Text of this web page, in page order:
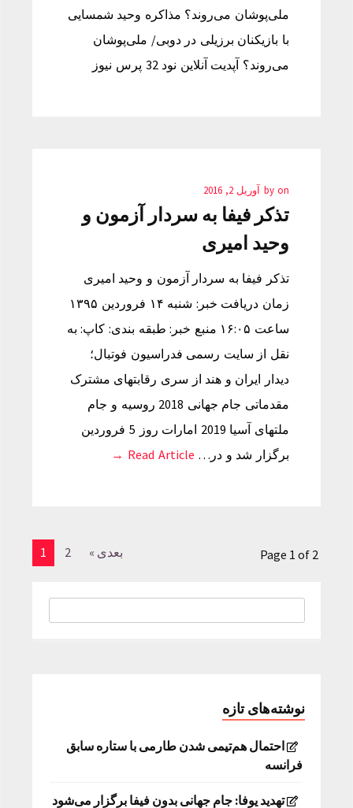
ملی‌پوشان می‌روند؟ مذاکره وحید شمسایی
با بازیکنان برزیلی در دوبی/ ملی‌پوشان
می‌روند؟ آپدیت آنلاین نود 32 پرس نیوز
by on آوریل 2, 2016
تذکر فیفا به سردار آزمون و
وحید امیری
تذکر فیفا به سردار آزمون و وحید امیری
زمان دریافت خبر: شنبه ۱۴ فروردین ۱۳۹۵
ساعت ۱۶:۰۵ منبع خبر: طبقه بندی: کاپ: به
نقل از سایت رسمی فدراسیون فوتبال؛
دیدار ایران و هند از سری رقابتهای مشترک
مقدماتی جام جهانی 2018 روسیه و جام
ملتهای آسیا 2019 امارات روز 5 فروردین
برگزار شد و در… Read Article →
1 2 بعدی » Page 1 of 2
نوشته‌های تازه
احتمال هم‌تیمی شدن طارمی با ستاره سابق
فرانسه
تهدید یوفا: جام جهانی بدون فیفا برگزار می‌شود